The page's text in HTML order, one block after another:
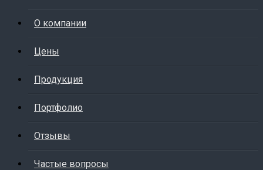
О компании
Цены
Продукция
Портфолио
Отзывы
Частые вопросы